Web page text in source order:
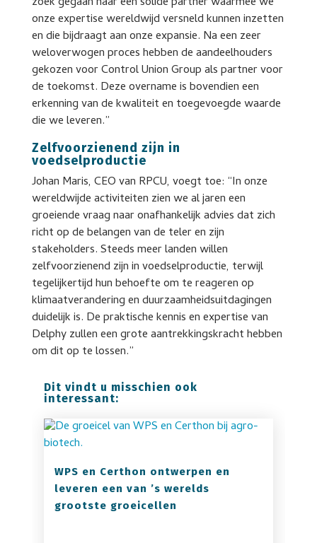
onze expertise wereldwijd versneld kunnen inzetten
en die bijdraagt ​​aan onze expansie. Na een zeer
weloverwogen proces hebben de aandeelhouders
gekozen voor Control Union Group als partner voor
de toekomst. Deze overname is bovendien een
erkenning van de kwaliteit en toegevoegde waarde
die we leveren.”
Zelfvoorzienend zijn in
voedselproductie
Johan Maris, CEO van RPCU, voegt toe: “In onze
wereldwijde activiteiten zien we al jaren een
groeiende vraag naar onafhankelijk advies dat zich
richt op de belangen van de teler en zijn
stakeholders. Steeds meer landen willen
zelfvoorzienend zijn in voedselproductie, terwijl
tegelijkertijd hun behoefte om te reageren op
klimaatverandering en duurzaamheidsuitdagingen
duidelijk is. De praktische kennis en expertise van
Delphy zullen een grote aantrekkingskracht hebben
om dit op te lossen.”
Dit vindt u misschien ook
interessant:
WPS en Certhon ontwerpen en
leveren een van ’s werelds
grootste groeicellen